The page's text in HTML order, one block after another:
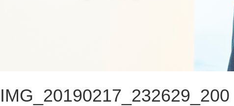
IMG_20190217_232629_200